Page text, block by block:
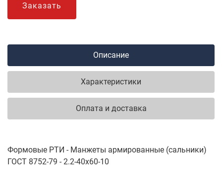
Заказать
Описание
Характеристики
Оплата и доставка
Формовые РТИ - Манжеты армированные (сальники)
ГОСТ 8752-79 - 2.2-40х60-10